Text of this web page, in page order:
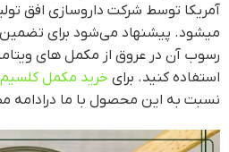
آمریکا توسط شرکت داروسازی افق
میشود. پیشنهاد می‌شود برای
استفاده کنید. برای خرید مکمل کلسیم
نسبت به این محصول با ما درادامه